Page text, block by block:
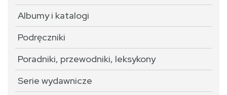
Albumy i katalogi
Podręczniki
Poradniki, przewodniki, leksykony
Serie wydawnicze